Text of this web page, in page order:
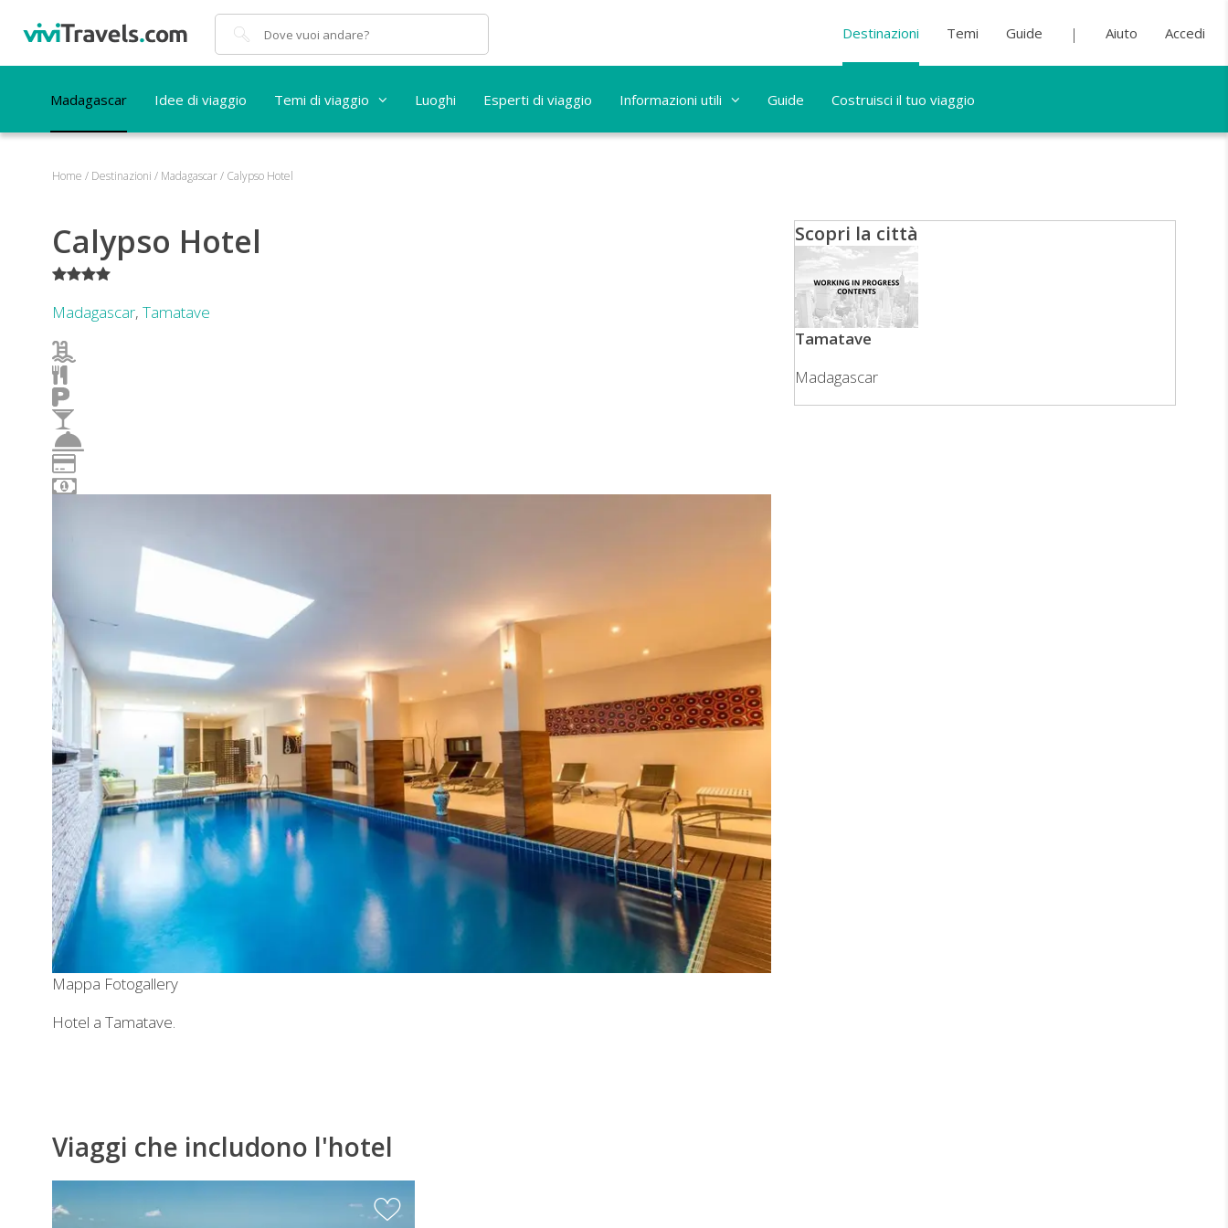
Cerca Destinazioni Temi Guide Aiuto Accedi
Madagascar Idee di viaggio Temi di viaggio Luoghi Esperti di viaggio Informazioni utili Guide Costruisci il tuo viaggio
Home / Destinazioni / Madagascar/ Calypso Hotel
Calypso Hotel
****
Madagascar, Tamatave
Mappa Fotogallery
Hotel a Tamatave.
Scopri la città
Tamatave
Madagascar
Viaggi che includono l'hotel